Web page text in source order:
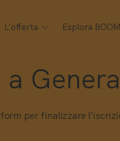
L'offerta Esplora BOOM
per finalizzare